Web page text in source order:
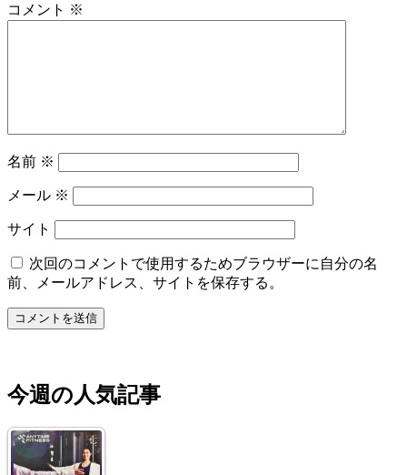
今週の人気記事
シ
コメント ※
名前 ※
メール ※
サイト
次回のコメントで使用するためブラウザーに自分の名
前、メールアドレス、サイトを保存する。